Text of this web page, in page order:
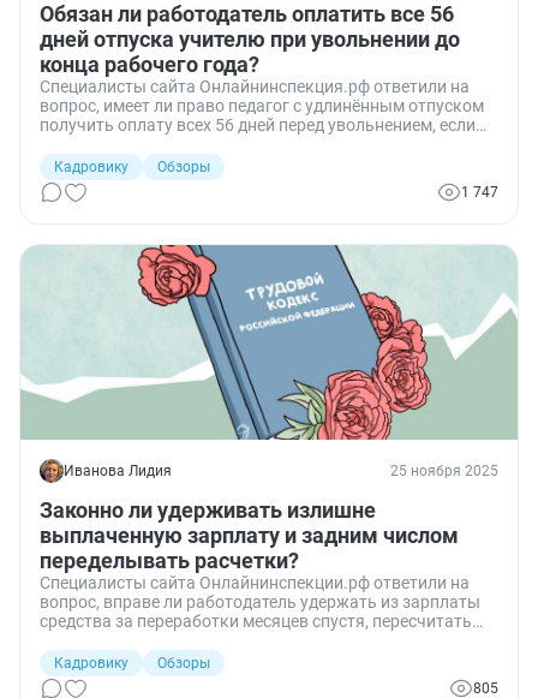
Обязан ли работодатель оплатить все 56
дней отпуска учителю при увольнении до
конца рабочего года?
Специалисты сайта Онлайнинспекция.рф ответили на
вопрос, имеет ли право педагог с удлинённым отпуском
получить оплату всех 56 дней перед увольнением, если
Кадровику
Обзоры
1 747
Иванова Лидия 25 ноября 2025
Законно ли удерживать излишне
выплаченную зарплату и задним числом
переделывать расчетки?
Специалисты сайта Онлайнинспекции.рф ответили на
вопрос, вправе ли работодатель удержать из зарплаты
средства за переработки месяцев спустя, пересчитать
Кадровику
Обзоры
805